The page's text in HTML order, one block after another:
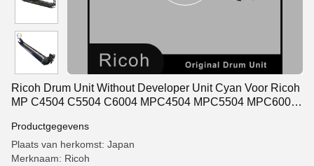
Ricoh Drum Unit Without Developer Unit Cyan Voor Ricoh
MP C4504 C5504 C6004 MPC4504 MPC5504 MPC6004
Productgegevens
Plaats van herkomst: Japan
Merknaam: Ricoh